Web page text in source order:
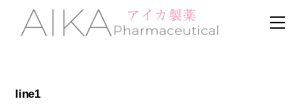
content
line1